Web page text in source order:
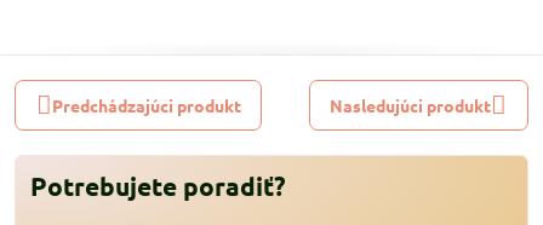
Predchádzajúci produkt Nasledujúci produkt
Potrebujete poradiť?